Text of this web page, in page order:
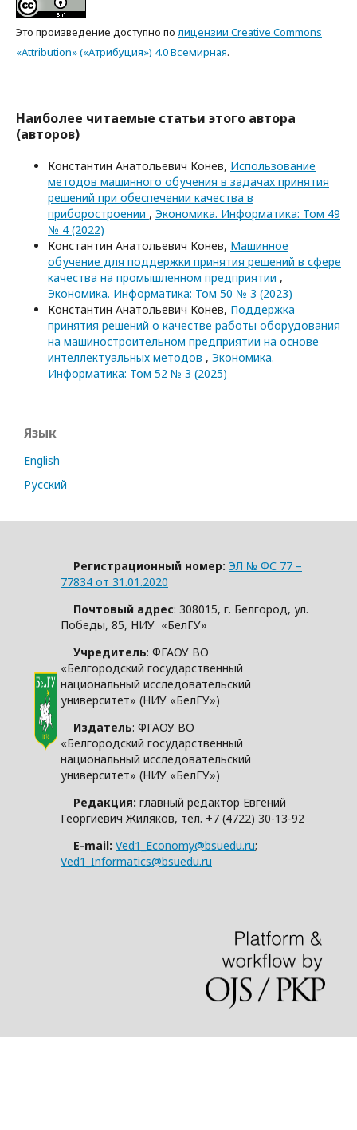
Это произведение доступно по лицензии Creative Commons
«Attribution» («Атрибуция») 4.0 Всемирная.
Наиболее читаемые статьи этого автора
(авторов)
Константин Анатольевич Конев, Использование
методов машинного обучения в задачах принятия
решений при обеспечении качества в
приборостроении , Экономика. Информатика: Том 49
№ 4 (2022)
Константин Анатольевич Конев, Машинное
обучение для поддержки принятия решений в сфере
качества на промышленном предприятии ,
Экономика. Информатика: Том 50 № 3 (2023)
Константин Анатольевич Конев, Поддержка
принятия решений о качестве работы оборудования
на машиностроительном предприятии на основе
интеллектуальных методов , Экономика.
Информатика: Том 52 № 3 (2025)
Язык
English
Русский
Регистрационный номер: ЭЛ № ФС 77 –
77834 от 31.01.2020
Почтовый адрес: 308015, г. Белгород, ул.
Победы, 85, НИУ «БелГУ»
Учредитель: ФГАОУ ВО
«Белгородский государственный
национальный исследовательский
университет» (НИУ «БелГУ»)
Издатель: ФГАОУ ВО
«Белгородский государственный
национальный исследовательский
университет» (НИУ «БелГУ»)
Редакция: главный редактор Евгений
Георгиевич Жиляков, тел. +7 (4722) 30-13-92
E-mail: Ved1_Economy@bsuedu.ru;
Ved1_Informatics@bsuedu.ru